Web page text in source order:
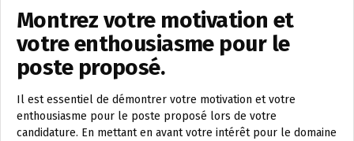
Montrez votre motivation et
votre enthousiasme pour le
poste proposé.
Il est essentiel de démontrer votre motivation et votre
enthousiasme pour le poste proposé lors de votre
candidature. En mettant en avant votre intérêt pour le domaine